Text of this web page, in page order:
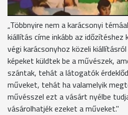
„Többnyire nem a karácsonyi
kiállítás címe inkább az
végi karácsonyhoz közeli
képeket küldtek be a művészek,
szántak, tehát a látogatók
műveket, tehát ha valamelyik
művésszel ezt a vásárt nyélbe
vásárolhatjék ezeket a műveket."